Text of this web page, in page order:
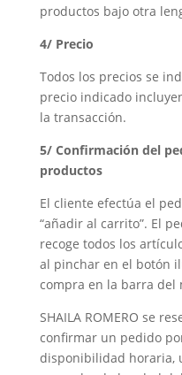
productos bajo otra
4/ Precio
Todos los precios se
precio indicado
la transacción.
5/ Confirmación del
productos
El cliente efectúa el
“añadir al carrito”. El
recoge todos los
al pinchar en el botón
compra en la barra del
SHAILA ROMERO se
confirmar un pedido
disponibilidad horaria,